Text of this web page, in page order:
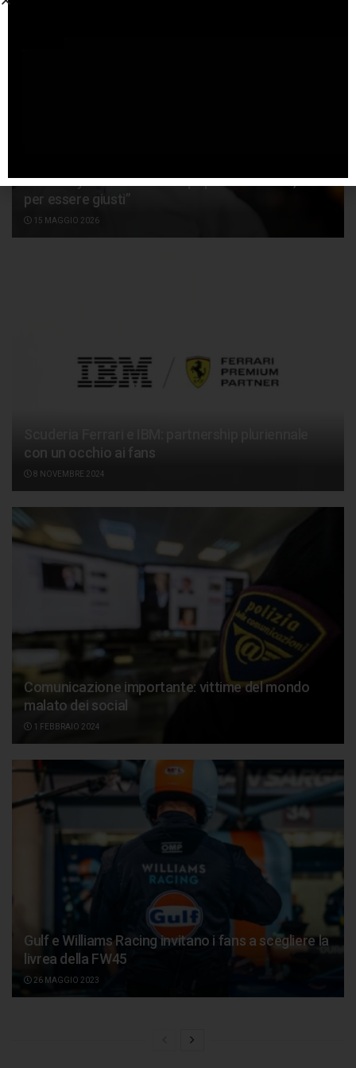
Ben Sulayem: “Non siamo qui per avere fans, ma
per essere giusti”
15 MAGGIO 2026
con un occhio ai fans
8 NOVEMBRE 2024
Comunicazione importante: vittime del mondo
malato dei social
1 FEBBRAIO 2024
Gulf e Williams Racing invitano i fans a scegliere la
livrea della FW45
26 MAGGIO 2023